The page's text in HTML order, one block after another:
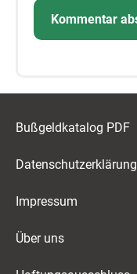
Bußgeldkatalog PDF
Datenschutzerklärung
Impressum
Über uns